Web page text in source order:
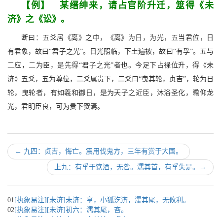
【例】 某缙绅来，请占官阶升迁，筮得《未
济》之《讼》。
断曰：五爻居《离》之中，《离》为日，为光，五当君位，日
有君象，故曰“君子之光”。日光照临，下土遍被，故曰“有孚”。五与
二应，二为臣，是先得“君子之光”者也。今足下占禄位升，得《未
济》五爻，五为尊位，二爻属贵下，二爻曰“曳其轮，贞吉”，轮为日
轮，曳轮者，有如羲和御日，是为天子之近臣，沐浴圣化，瞻仰龙
光，君明臣良，可为贵下贺焉。
← 九四：贞吉，悔亡。震用伐鬼方，三年有赏于大国。
上九：有孚于饮酒，无咎。濡其首，有孚失是。 →
01 [执象易注][未济]未济：亨，小狐汔济，濡其尾，无攸利。
02[执象易注][未济]初六：濡其尾，吝。